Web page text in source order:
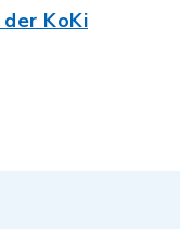
KoKi